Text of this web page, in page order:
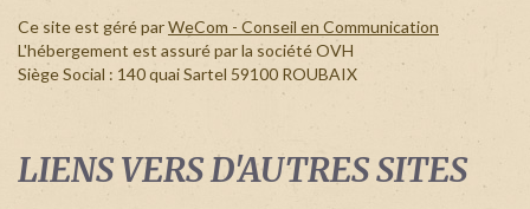
Ce site est géré parWeCom - Conseil en Communication
L'hébergement est assuré par la société OVH
Siège Social : 140 quai Sartel 59100 ROUBAIX
LIENS VERS D'AUTRES SITES